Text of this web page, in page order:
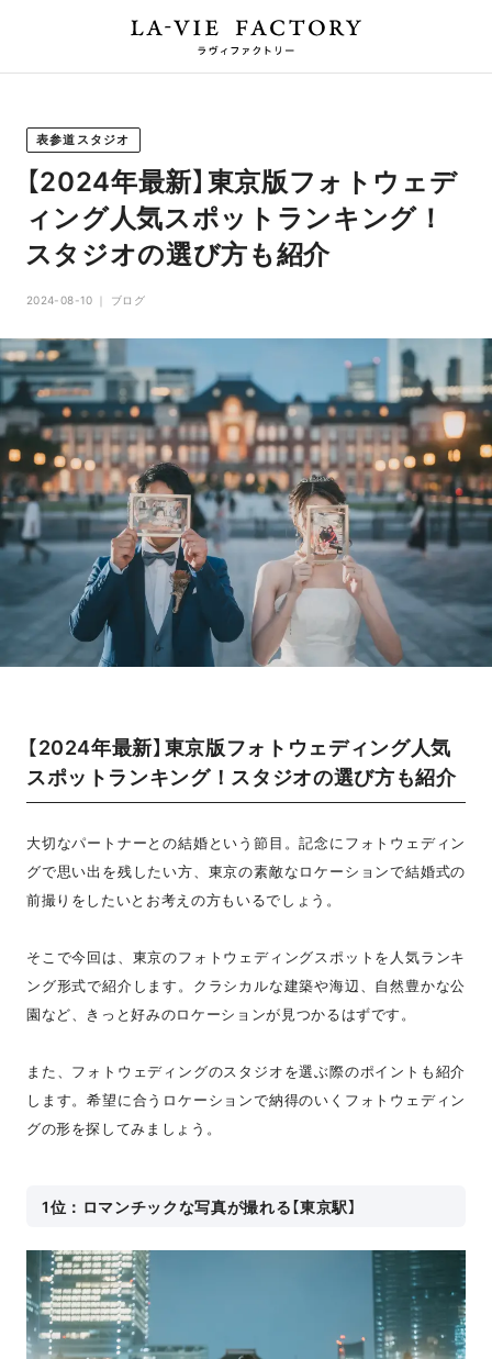
表参道スタジオ
【2024年最新】東京版フォトウェデ
ィング人気スポットランキング！
スタジオの選び方も紹介
2024-08-10 ブログ
【2024年最新】東京版フォトウェディング人気
スポットランキング！スタジオの選び方も紹介
大切なパートナーとの結婚という節目。記念にフォトウェディン
グで思い出を残したい方、東京の素敵なロケーションで結婚式の
前撮りをしたいとお考えの方もいるでしょう。
そこで今回は、東京のフォトウェディングスポットを人気ランキ
ング形式で紹介します。クラシカルな建築や海辺、自然豊かな公
園など、きっと好みのロケーションが見つかるはずです。
また、フォトウェディングのスタジオを選ぶ際のポイントも紹介
します。希望に合うロケーションで納得のいくフォトウェディン
グの形を探してみましょう。
1位：ロマンチックな写真が撮れる【東京駅】